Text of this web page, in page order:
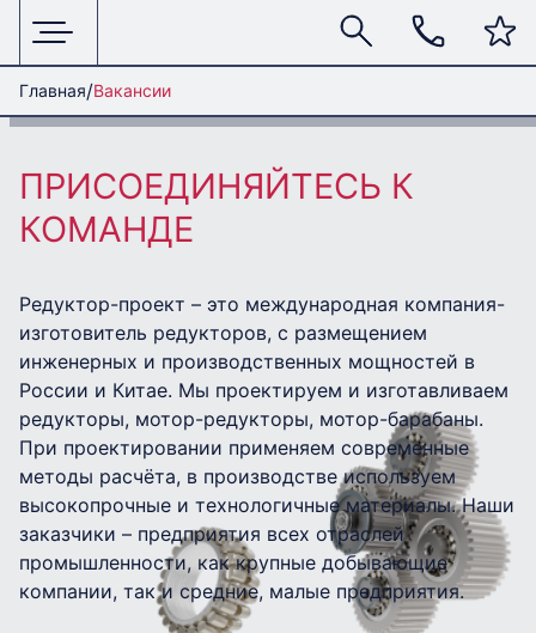
Главная Вакансии
ПРИСОЕДИНЯЙТЕСЬ К
КОМАНДЕ
Редуктор-проект – это международная компания-
изготовитель редукторов, с размещением
инженерных и производственных мощностей в
России и Китае. Мы проектируем и изготавливаем
редукторы, мотор-редукторы, мотор-барабаны.
При проектировании применяем современные
методы расчёта, в производстве используем
высокопрочные и технологичные материалы. Наши
заказчики – предприятия всех отраслей
промышленности, как крупные добывающие
компании, так и средние, малые предприятия.